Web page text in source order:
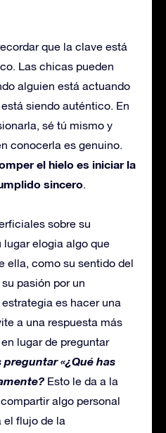
que la clave está
Las chicas pueden
alguien está actuando
siendo auténtico. En
sé tú mismo y
conocerla es genuino.
el hielo es iniciar la
sincero.
sobre su
elogia algo que
ella, como su sentido del
pasión por un
es hacer una
a una respuesta más
lugar de preguntar
preguntar «¿Qué has
Esto le da a la
algo personal
el flujo de la